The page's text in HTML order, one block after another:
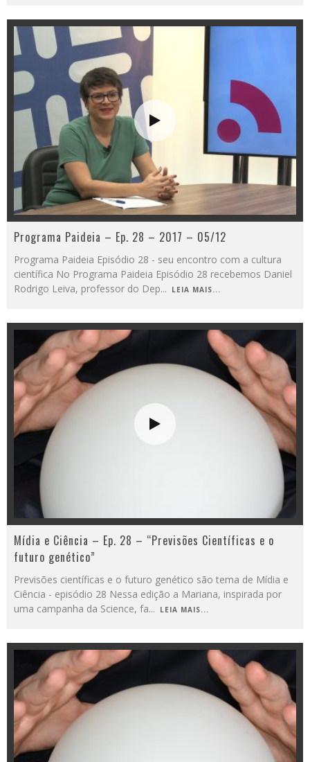
Programa Paideia – Ep. 28 – 2017 – 05/12
Programa Paideia Episódio 28 - seu encontro com a cultura
científica No Programa Paideia Episódio 28 recebemos Daniel
Rodrigo Leiva, professor do Dep... LEIA MAIS...
Mídia e Ciência – Ep. 28 – “Previsões Científicas e o
futuro genético”
Previsões científicas e o futuro genético são tema de Mídia e
Ciência - episódio 28 Nessa edição a Mariana, inspirada por
uma campanha da Science, fa... LEIA MAIS...